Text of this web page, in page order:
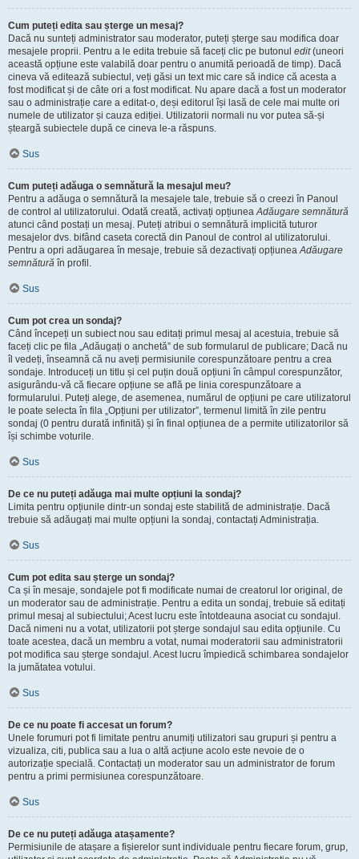
Cum puteți edita sau șterge un mesaj?
Dacă nu sunteți administrator sau moderator, puteți șterge sau modifica doar
mesajele proprii. Pentru a le edita trebuie să faceți clic pe butonul edit(uneori
această opțiune este valabilă doar pentru o anumită perioadă de timp). Dacă
cineva vă editează subiectul, veți găsi un text mic care să indice că acesta a
fost modificat și de câte ori a fost modificat. Nu apare dacă a fost un moderator
sau o administrație care a editat-o, deși editorul își lasă de cele mai multe ori
numele de utilizator și cauza ediției. Utilizatorii normali nu vor putea să-și
șteargă subiectele după ce cineva le-a răspuns.
Sus
Cum puteți adăuga o semnătură la mesajul meu?
Pentru a adăuga o semnătură la mesajele tale, trebuie să o creezi în Panoul
de control al utilizatorului. Odată creată, activați opțiuneaAdăugare semnătură
atunci când postați un mesaj. Puteți atribui o semnătură implicită tuturor
mesajelor dvs. bifând caseta corectă din Panoul de control al utilizatorului.
Pentru a opri adăugarea în mesaje, trebuie să dezactivați opțiuneaAdăugare
semnătură în profil.
Sus
Cum pot crea un sondaj?
Când începeți un subiect nou sau editați primul mesaj al acestuia, trebuie să
faceți clic pe fila „Adăugați o anchetă” de sub formularul de publicare; Dacă nu
îl vedeți, înseamnă că nu aveți permisiunile corespunzătoare pentru a crea
sondaje. Introduceți un titlu și cel puțin două opțiuni în câmpul corespunzător,
asigurându-vă că fiecare opțiune se află pe linia corespunzătoare a
formularului. Puteți alege, de asemenea, numărul de opțiuni pe care utilizatorul
le poate selecta în fila „Opțiuni per utilizator”, termenul limită în zile pentru
sondaj (0 pentru durată infinită) și în final opțiunea de a permite utilizatorilor să
își schimbe voturile.
Sus
De ce nu puteți adăuga mai multe opțiuni la sondaj?
Limita pentru opțiunile dintr-un sondaj este stabilită de administrație. Dacă
trebuie să adăugați mai multe opțiuni la sondaj, contactați Administrația.
Sus
Cum pot edita sau șterge un sondaj?
Ca și în mesaje, sondajele pot fi modificate numai de creatorul lor original, de
un moderator sau de administrație. Pentru a edita un sondaj, trebuie să editați
primul mesaj al subiectului; Acest lucru este întotdeauna asociat cu sondajul.
Dacă nimeni nu a votat, utilizatorii pot șterge sondajul sau edita opțiunile. Cu
toate acestea, dacă un membru a votat, numai moderatorii sau administratorii
pot modifica sau șterge sondajul. Acest lucru împiedică schimbarea sondajelor
la jumătatea votului.
Sus
De ce nu poate fi accesat un forum?
Unele forumuri pot fi limitate pentru anumiți utilizatori sau grupuri și pentru a
vizualiza, citi, publica sau a lua o altă acțiune acolo este nevoie de o
autorizație specială. Contactați un moderator sau un administrator de forum
pentru a primi permisiunea corespunzătoare.
Sus
De ce nu puteți adăuga atașamente?
Permisiunile de atașare a fișierelor sunt individuale pentru fiecare forum, grup,